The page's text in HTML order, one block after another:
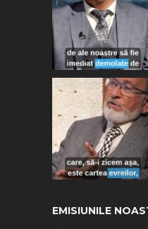
EMISIUNILE